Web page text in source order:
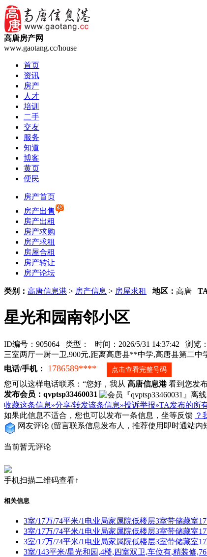
高唐房产网
www.gaotang.cc/house
首页
资讯
房产
人才
培训
二手
交友
服务
知道
博客
黄页
便民
房产首页
房产出售
房产出租
房产求购
房产求租
房屋合租
房产转让
房产论坛
类别： 高唐信息港 > 房产信息 > 房屋求租 地区： 高唐
星光和园南邻小区
ID编号：905064 类型： 时间：2026/5/31 14:37:42 浏览
三室两厅一厨一卫,900元,距离高唐县**中学,高唐县第二
电话/手机：
1786589**** 点击查看完整号码
您可以这样电话联系：“您好，我从 高唐信息港看到您发
发布会员：qvptsp33460031
收藏这条信息»分享/转发该条信息»投诉举报»TA发布的所
如果此信息不适合，您也可以发布一条信息，坐等反馈 ？
网友评论 (留言联系信息发布人，推荐使用即时通站内
当前暂无评论
手机扫描二维码查看↑
相关信息
3室/17万/74平米/1电业局家属院低楼层3室带储藏室
3室/17万/74平米/1电业局家属院低楼层3室带储藏室
3室/17万/74平米/1电业局家属院低楼层3室带储藏室
3室/143平米/星光和园,4楼,四室双卫,车位有,精装修